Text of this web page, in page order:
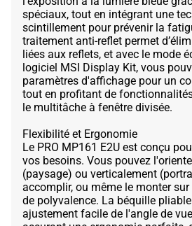
spéciaux, tout en intégrant une
scintillement pour prévenir la
traitement anti-reflet permet
liées aux reflets, et avec le mode
logiciel MSI Display Kit, vous
paramètres d'affichage pour un
tout en profitant de
le multitâche à fenêtre divisée.
Flexibilité et Ergonomie
Le PRO MP161 E2U est conçu
vos besoins. Vous pouvez
(paysage) ou verticalement
accomplir, ou même le monter
de polyvalence. La béquille
ajustement facile de l'angle de